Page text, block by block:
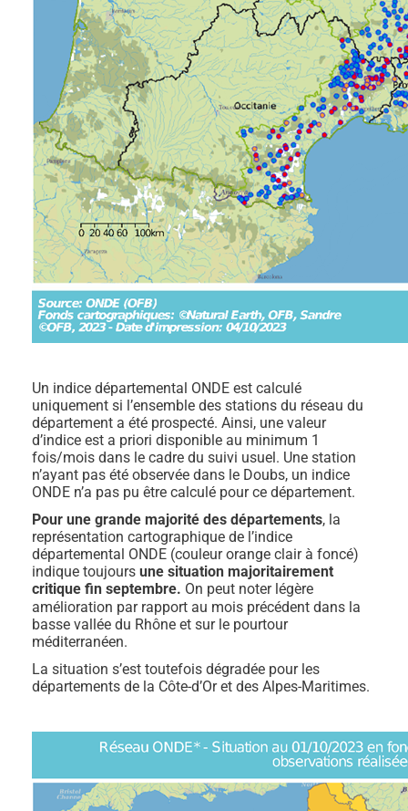
Un indice départemental ONDE est calculé
uniquement si l’ensemble des stations du réseau du
département a été prospecté. Ainsi, une valeur
d’indice est a priori disponible au minimum 1
fois/mois dans le cadre du suivi usuel. Une station
n’ayant pas été observée dans le Doubs, un indice
ONDE n’a pas pu être calculé pour ce département.
Pour une grande majorité des départements, la
représentation cartographique de l’indice
départemental ONDE (couleur orange clair à foncé)
indique toujours une situation majoritairement
critique fin septembre. On peut noter légère
amélioration par rapport au mois précédent dans la
basse vallée du Rhône et sur le pourtour
méditerranéen.
La situation s’est toutefois dégradée pour les
départements de la Côte-d’Or et des Alpes-Maritimes.